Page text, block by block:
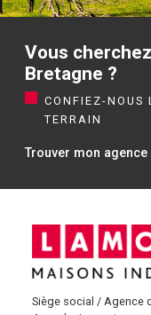
Vous
Bretagne ?
CONFIEZ-NOUS
TERRAIN
Trouver mon agence
Siège social / Agence